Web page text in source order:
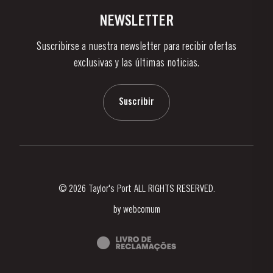
Noticias
NEWSLETTER
Suscribirse a nuestra newsletter para recibir ofertas
exclusivas y las últimas noticias.
Suscribir
© 2026 Taylor's Port ALL RIGHTS RESERVED.
by webcomum